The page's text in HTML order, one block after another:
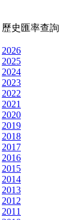
歷史匯率查詢
2026
2025
2024
2023
2022
2021
2020
2019
2018
2017
2016
2015
2014
2013
2012
2011